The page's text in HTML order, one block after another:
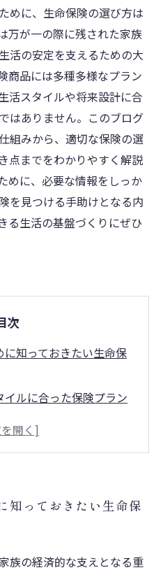
めに、生命保険の選び方は
万が一の際に残された家族
活の安定を支えるための大
商品には多種多様なプラン
活スタイルや将来設計に合
はありません。このブログ
組みから、適切な保険の選
点までをわかりやすく解説
めに、必要な情報をしっか
を見つける手助けとなる内
る生活の基盤づくりにぜひ
次
知っておきたい生命保
ルに合った保険プラン
き重要ポイントと注意点
見える、新たな安心の
知っておきたい生命保
族の経済的な支えとなる重